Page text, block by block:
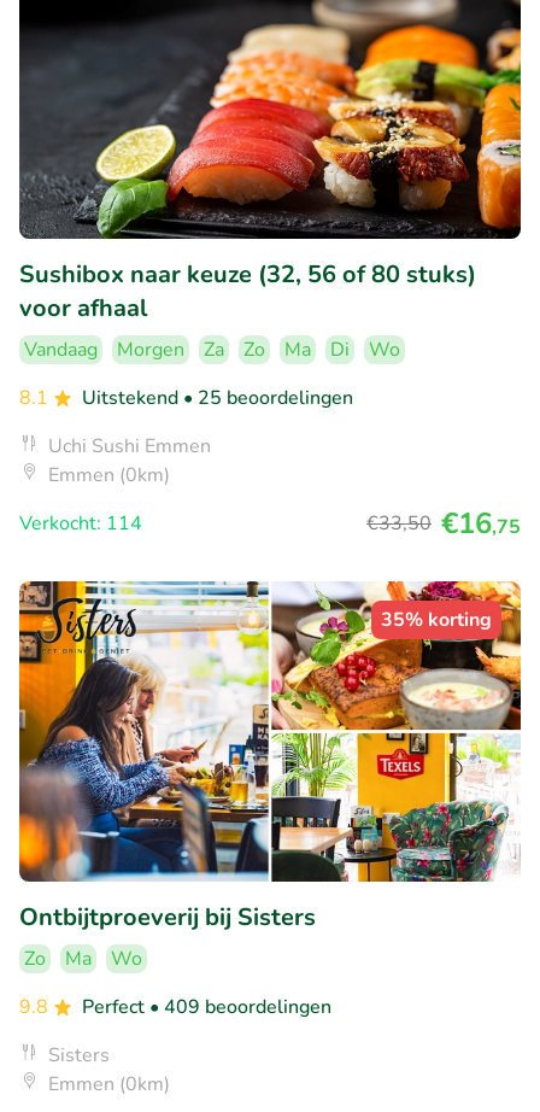
Sushibox naar keuze (32, 56 of 80 stuks)
voor afhaal
Vandaag Morgen Za Zo Ma Di
Wo
8.1
Uitstekend • 25 beoordelingen
Uchi Sushi Emmen
Emmen (0km)
Verkocht: 114
€33,50 €16,75
35% korting
Ontbijtproeverij bij Sisters
Zo Ma
Wo
9.8
Perfect • 409 beoordelingen
Sisters
Emmen (0km)